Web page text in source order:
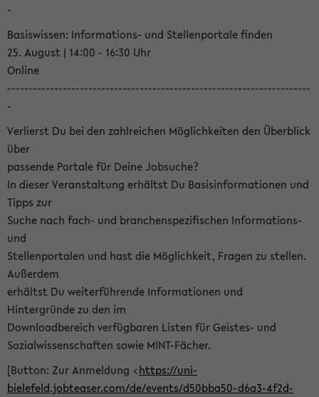
-
Basiswissen: Informations- und Stellenportale finden
25. August | 14:00 - 16:30 Uhr
Online
-----------------------------------------------------------------------
-
Verlierst Du bei den zahlreichen Möglichkeiten den Überblick
über
passende Portale für Deine Jobsuche?
In dieser Veranstaltung erhältst Du Basisinformationen und
Tipps zur
Suche nach fach- und branchenspezifischen Informations-
und
Stellenportalen und hast die Möglichkeit, Fragen zu stellen.
Außerdem
erhältst Du weiterführende Informationen und
Hintergründe zu den im
Downloadbereich verfügbaren Listen für Geistes- und
Sozialwissenschaften sowie MINT-Fächer.
[Button: Zur Anmeldung <https://uni-
bielefeld.jobteaser.com/de/events/d50bba50-d6a3-4f2d-